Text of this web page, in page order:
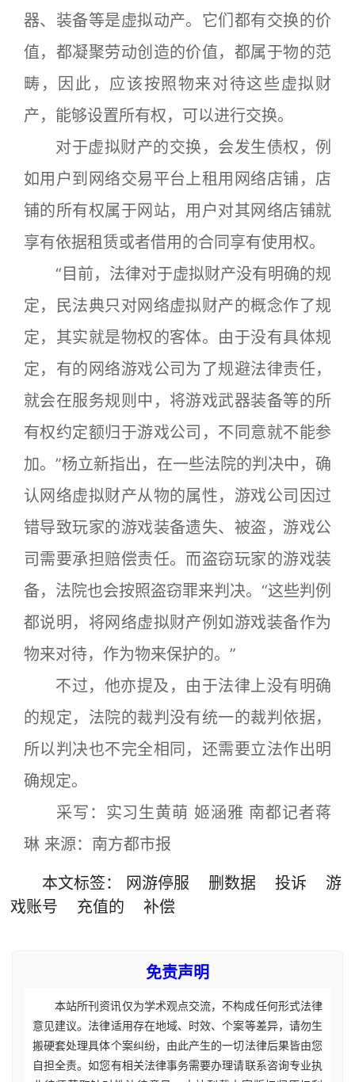
器、装备等是虚拟动产。它们都有交换的价
值，都凝聚劳动创造的价值，都属于物的范
畴，因此，应该按照物来对待这些虚拟财
产，能够设置所有权，可以进行交换。
对于虚拟财产的交换，会发生债权，例
如用户到网络交易平台上租用网络店铺，店
铺的所有权属于网站，用户对其网络店铺就
享有依据租赁或者借用的合同享有使用权。
“目前，法律对于虚拟财产没有明确的规
定，民法典只对网络虚拟财产的概念作了规
定，其实就是物权的客体。由于没有具体规
定，有的网络游戏公司为了规避法律责任，
就会在服务规则中，将游戏武器装备等的所
有权约定额归于游戏公司，不同意就不能参
加。”杨立新指出，在一些法院的判决中，确
认网络虚拟财产从物的属性，游戏公司因过
错导致玩家的游戏装备遗失、被盗，游戏公
司需要承担赔偿责任。而盗窃玩家的游戏装
备，法院也会按照盗窃罪来判决。“这些判例
都说明，将网络虚拟财产例如游戏装备作为
物来对待，作为物来保护的。”
不过，他亦提及，由于法律上没有明确
的规定，法院的裁判没有统一的裁判依据，
所以判决也不完全相同，还需要立法作出明
确规定。
采写：实习生黄萌 姬涵雅 南都记者蒋
琳 来源：南方都市报
本文标签： 网游停服 删数据 投诉
游
戏账号
充值的 补偿
免责声明
本站所刊资讯仅为学术观点交流，不构成任何形式法律
意见建议。法律适用存在地域、时效、个案等差异，请勿生
搬硬套处理具体个案纠纷，由此产生的一切法律后果皆由您
自担全责。如您有相关法律事务需要办理请联系咨询专业执